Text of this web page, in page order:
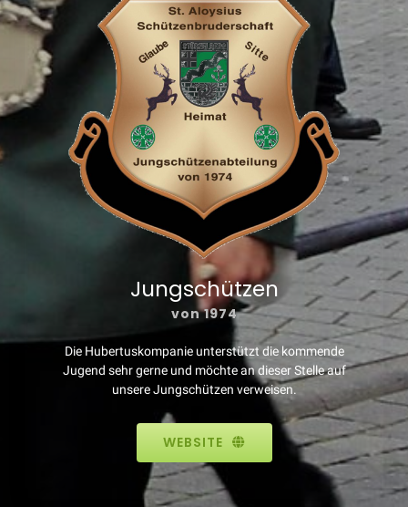
Jungschützen
von 1974
Die Hubertuskompanie unterstützt die kommende
Jugend sehr gerne und möchte an dieser Stelle auf
unsere Jungschützen verweisen.
WEBSITE